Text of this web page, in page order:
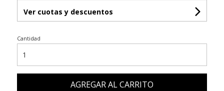
Ver cuotas y descuentos
Cantidad
AGREGAR AL CARRITO